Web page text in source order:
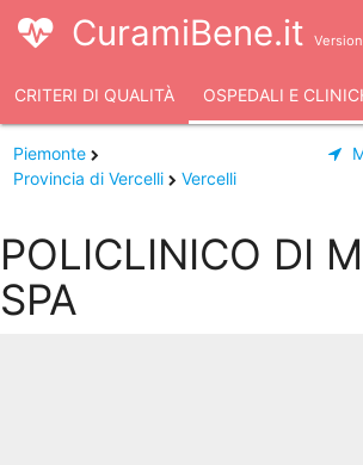
CuramiBene.it
CRITERI DI QUALITÀ OSPEDALI E
Piemonte
Provincia di Vercelli
Vercelli
POLICLINICO DI
SPA